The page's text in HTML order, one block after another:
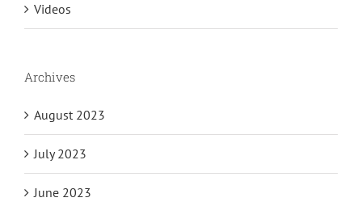
Videos
Archives
August 2023
July 2023
June 2023